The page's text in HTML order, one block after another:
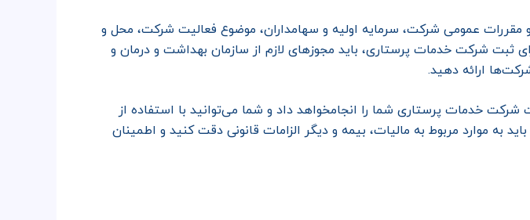
مقررات عمومی شرکت، سرمایه اولیه و سهامداران، موضوع فعالیت شرکت، محل و
شرکت خدمات پرستاری، باید مجوزهای لازم از سازمان بهداشت و درمان و
ارائه دهید.
خدمات پرستاری شما را انجامخواهد داد و شما می‌توانید با استفاده از
موارد مربوط به مالیات، بیمه و دیگر الزامات قانونی دقت کنید و اطمینان